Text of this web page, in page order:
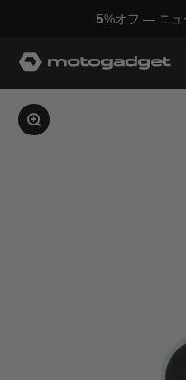
コンテンツへスキップ
5%オフ — ニュ
モトガジェット社
画像を拡大する